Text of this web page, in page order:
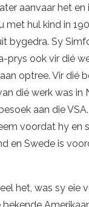
aanvaar het
hul kind in
bygedra. Sy
ook vir dié
optree. Vir dié
dié werk was in
aan die
voordat hy en
en Swede is
het, was sy eie